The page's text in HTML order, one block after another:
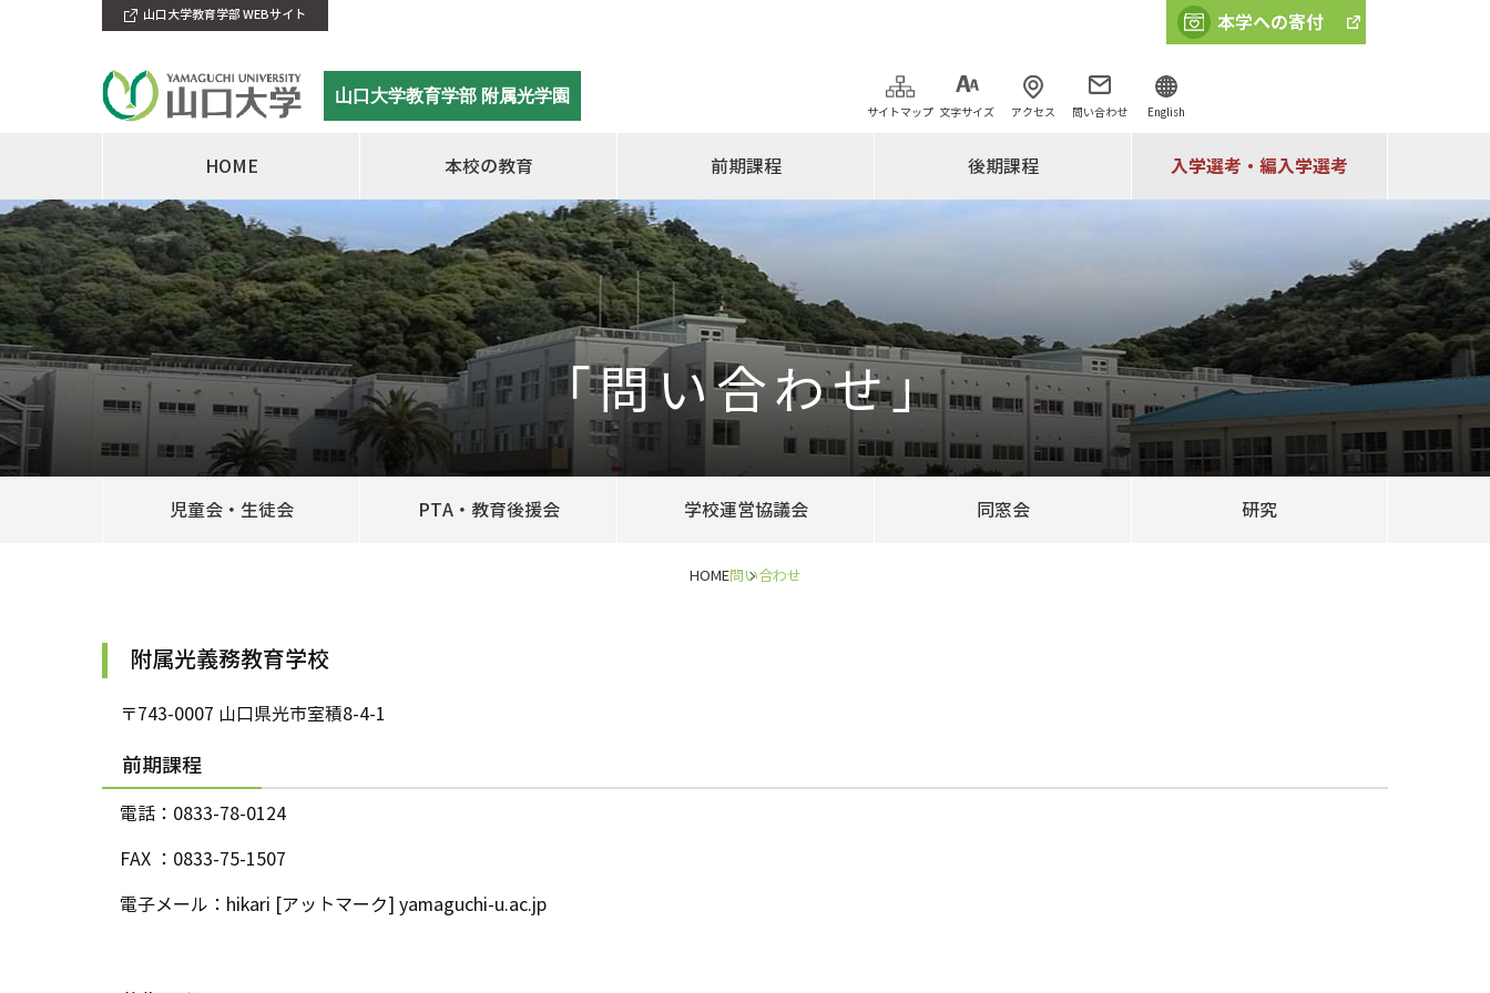
山口大学教育学部 附属光学園
サイトマップ 文字サイズ アクセス 問い合わせ English
山口大学教育学部 WEBサイト
HOME 本校の教育 前期課程 後期課程 入学選考・編入学選考
「問い合わせ」
児童会・生徒会 PTA・教育後援会 学校運営協議会 同窓会 研究
HOME問い合わせ
附属光義務教育学校
〒743-0007 山口県光市室積8-4-1
前期課程
電話：0833-78-0124
FAX ：0833-75-1507
電子メール：hikari [アットマーク] yamaguchi-u.ac.jp